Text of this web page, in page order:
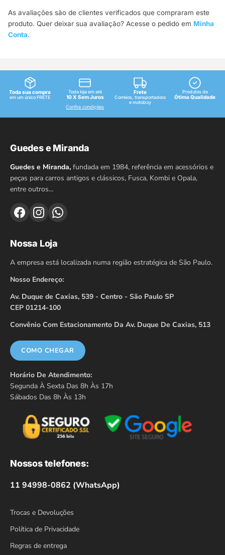
As avaliações são de clientes verificados que compraram este
produto. Quer deixar sua avaliação? Acesse o pedido em Minha
Conta.
Toda sua compra
em um único FRETE
Toda loja em até
10 X Sem Juros
Confira condições
Frete
Correios, transportadora
e motoboy
Produtos de
Ótima Qualidade
Guedes e Miranda
Guedes e Miranda, fundada em 1984, referência em acessórios e
peças para carros antigos e clássicos, Fusca, Kombi e Opala,
entre outros…
Nossa Loja
A empresa está localizada numa região estratégica de São Paulo.
Nosso Endereço:
Av. Duque de Caxias, 539 - Centro - São Paulo SP
CEP 01214-100
Convênio Com Estacionamento Da Av. Duque De Caxias, 513
COMO CHEGAR
Horário De Atendimento:
Segunda À Sexta Das 8h Às 17h
Sábados Das 8h Às 13h
Nossos telefones:
11 94998-0862 (WhatsApp)
Trocas e Devoluções
Política de Privacidade
Regras de entrega